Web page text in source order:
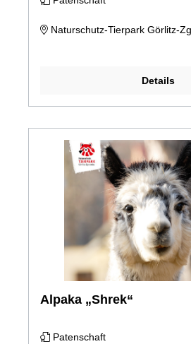
Naturschutz-Tierpark Görlitz-
Details
Alpaka „Shrek“
Patenschaft